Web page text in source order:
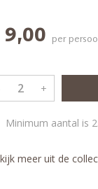
9,00 per
+
Minimum aantal is 2.
meer uit de